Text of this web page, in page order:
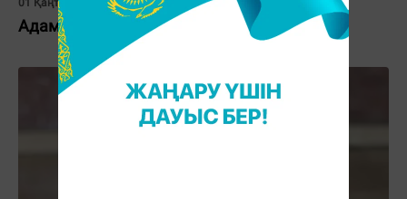
01 Қаңтар 2022, 16:00
Адамды ақылды етер тағамдар